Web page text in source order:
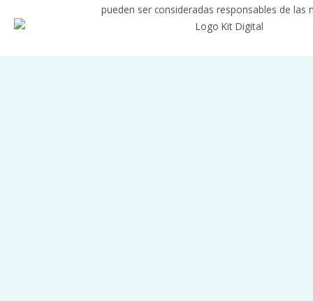
pueden ser consideradas responsables de las